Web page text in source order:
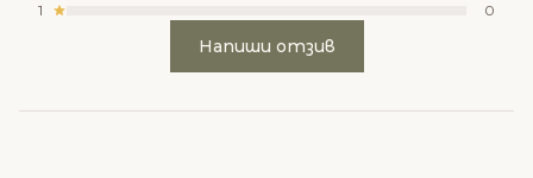
1
0
Напиши отзив